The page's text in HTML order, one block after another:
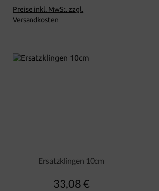
Preise inkl. MwSt. zzgl.
Versandkosten
Ersatzklingen 10cm
Regulärer Preis:
33,08 €